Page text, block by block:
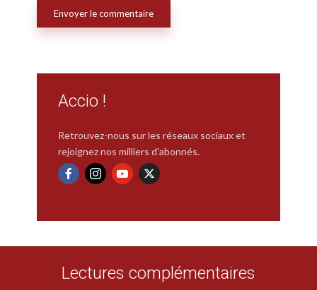
Accio !
Retrouvez-nous sur les réseaux sociaux et
rejoignez nos milliers d'abonnés.
Lectures complémentaires